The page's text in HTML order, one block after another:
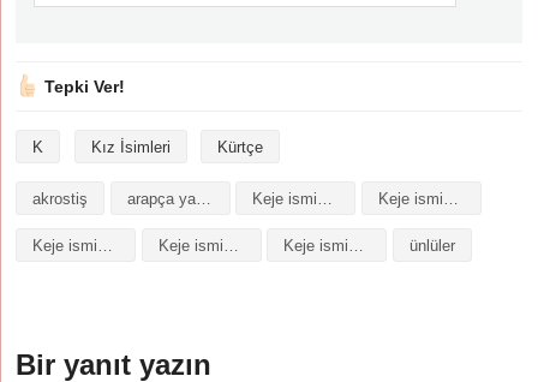
Tepki Ver!
K Kız İsimleri Kürtçe
akrostiş arapça yazılışı
Keje isminin baş harfleriyle şiir Keje isminin kökeni Keje isminin numerolojisi ünlüler
Bir yanıt yazın